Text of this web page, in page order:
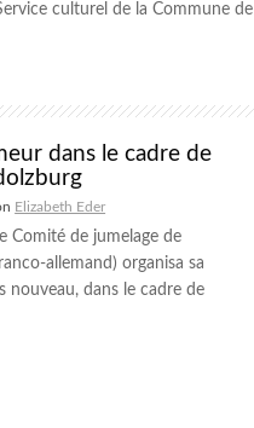
culturel de la Commune de
dans le cadre de
Elizabeth Eder
Comité de jumelage de
allemand) organisa sa
nouveau, dans le cadre de